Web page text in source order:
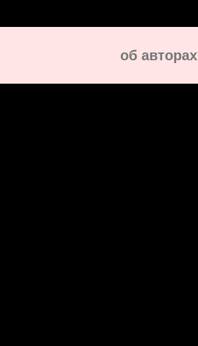
oб авторах